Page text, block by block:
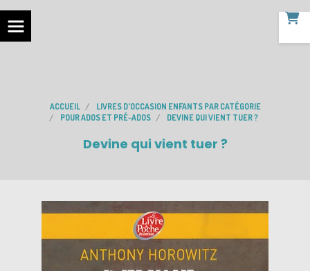
ACCUEIL
LIVRES D'OCCASION ENFANTS PAR CATÉGORIE
POUR ADOS ET PRÉ-ADOS
DEVINE QUI VIENT TUER ?
Devine qui vient tuer ?